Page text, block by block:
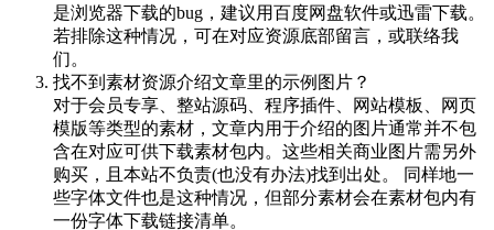
是浏览器下载的bug，建议用百度网盘软件或迅雷下载。
若排除这种情况，可在对应资源底部留言，或联络我
们。
找不到素材资源介绍文章里的示例图片？
对于会员专享、整站源码、程序插件、网站模板、网页
模版等类型的素材，文章内用于介绍的图片通常并不包
含在对应可供下载素材包内。这些相关商业图片需另外
购买，且本站不负责(也没有办法)找到出处。 同样地一
些字体文件也是这种情况，但部分素材会在素材包内有
一份字体下载链接清单。